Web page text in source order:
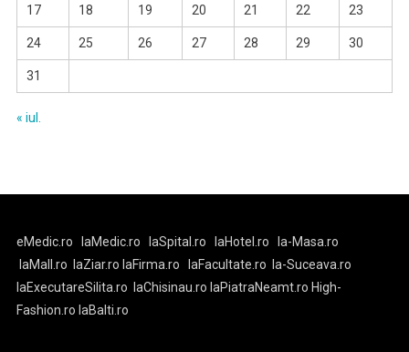
17 18 19 20 21 22 23
24 25 26 27 28 29 30
31
« iul.
eMedic.ro laMedic.ro laSpital.ro laHotel.ro
la-Masa.ro
laMall.ro
laZiar.ro laFirma.ro laFacultate.ro
la-Suceava.ro
laExecutareSilita.ro
laChisinau.ro laPiatraNeamt.ro High-
Fashion.ro laBalti.ro